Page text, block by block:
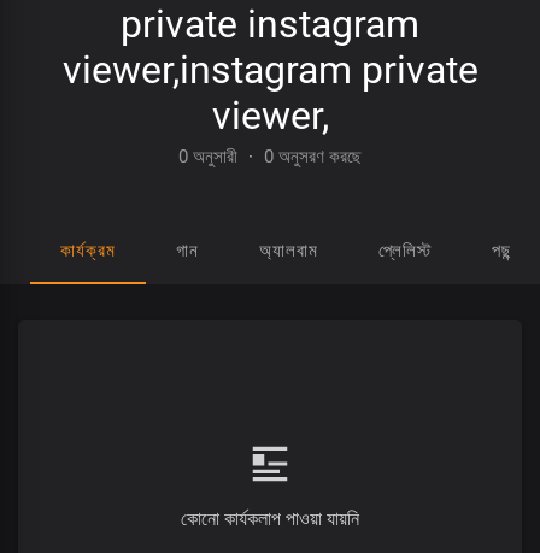
private instagram
viewer,instagram private
viewer,
0 অনুসারী · 0 অনুসরণ করছে
কার্যক্রম গান অ্যালবাম প্লেলিস্ট পছন্দ
কোনো কার্যকলাপ পাওয়া যায়নি